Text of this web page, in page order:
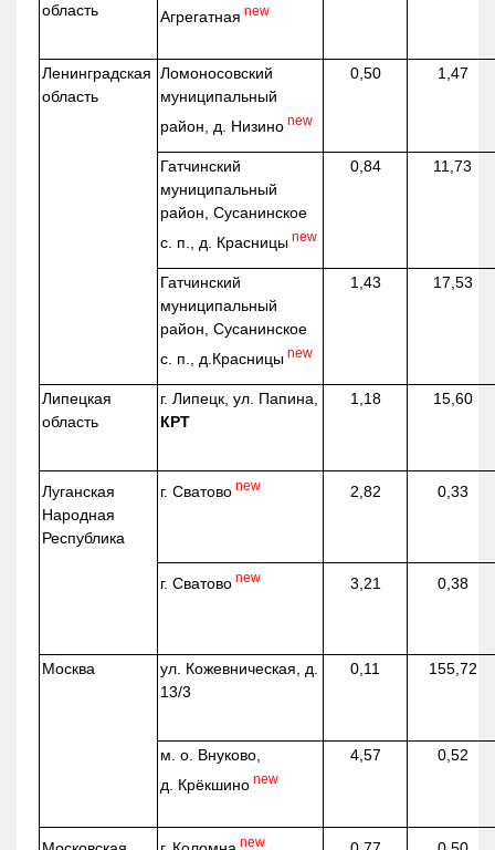
область
Агрегатная new
Ленинградская
область
Ломоносовский
муниципальный
район, д. Низино new
0,50 1,47
Гатчинский
муниципальный
район, Сусанинское
с. п., д. Красницы new
0,84 11,73
Гатчинский
муниципальный
район, Сусанинское
с. п., д.Красницы new
1,43 17,53
Липецкая
область
г. Липецк, ул. Папина,
КРТ
1,18 15,60
Луганская
Народная
Республика
г. Сватово new 2,82 0,33
г. Сватово new 3,21 0,38
Москва ул. Кожевническая, д.
13/3
0,11 155,72
м. о. Внуково,
д. Крёкшино new
4,57 0,52
new